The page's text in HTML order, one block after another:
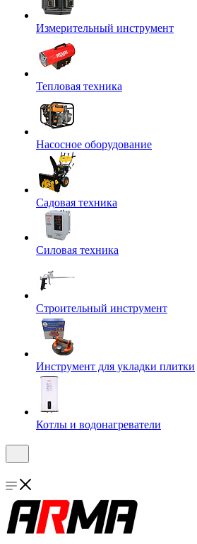
Измерительный инструмент
Тепловая техника
Насосное оборудование
Садовая техника
Силовая техника
Строительный инструмент
Инструмент для укладки плитки
Котлы и водонагреватели